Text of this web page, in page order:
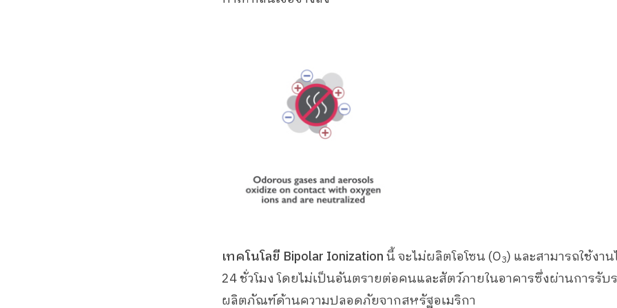
เทคโนโลยี Bipolar Ionizationนี้ จะไม่ผลิตโอโซน (O3) และสามารถใช้งา
24 ชั่วโมง โดยไม่เป็นอันตรายต่อคนและสัตว์ภายในอาคารซึ่งผ่านการรับ
ผลิตภัณฑ์ด้านความปลอดภัยจากสหรัฐอเมริกา